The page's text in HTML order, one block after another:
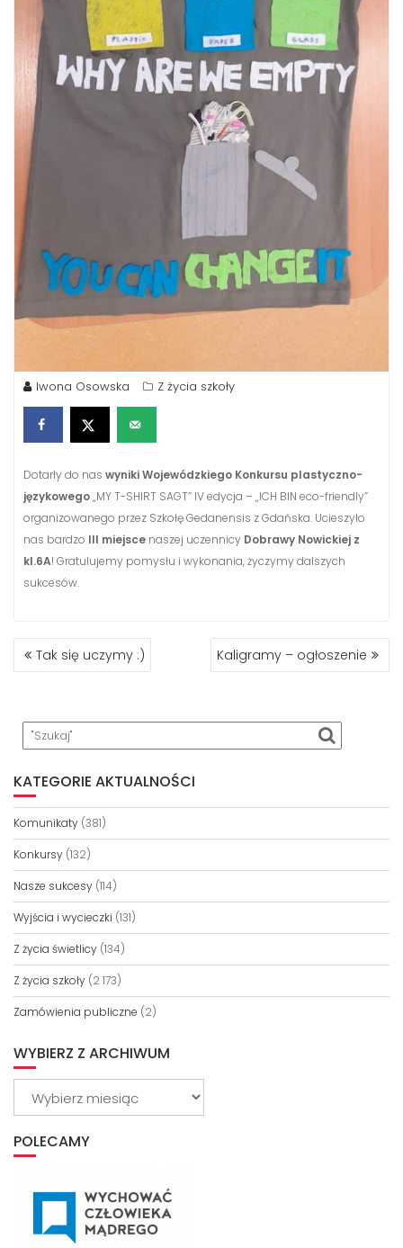
Iwona Osowska Z życia szkoły
Dotarły do nas wyniki Wojewódzkiego Konkursu plastyczno-
językowego„MY T-SHIRT SAGT” IV edycja – „ICH BIN eco-friendly”
organizowanego przez Szkołę Gedanensis z Gdańska. Ucieszyło
nas bardzo III miejsce naszej uczennicy Dobrawy Nowickiej z
kl.6A! Gratulujemy pomysłu i wykonania, życzymy dalszych
sukcesów.
NAWIGACJA
WPISU
Tak się uczymy :) Kaligramy – ogłoszenie
KATEGORIE AKTUALNOŚCI
Komunikaty (381)
Konkursy (132)
Nasze sukcesy (114)
Wyjścia i wycieczki (131)
Z życia świetlicy (134)
Z życia szkoły (2 173)
Zamówienia publiczne (2)
WYBIERZ Z ARCHIWUM
POLECAMY